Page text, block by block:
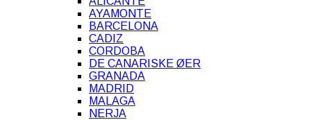
AYAMONTE
BARCELONA
CADIZ
CORDOBA
DE CANARISKE ØER
GRANADA
MADRID
MALAGA
NERJA